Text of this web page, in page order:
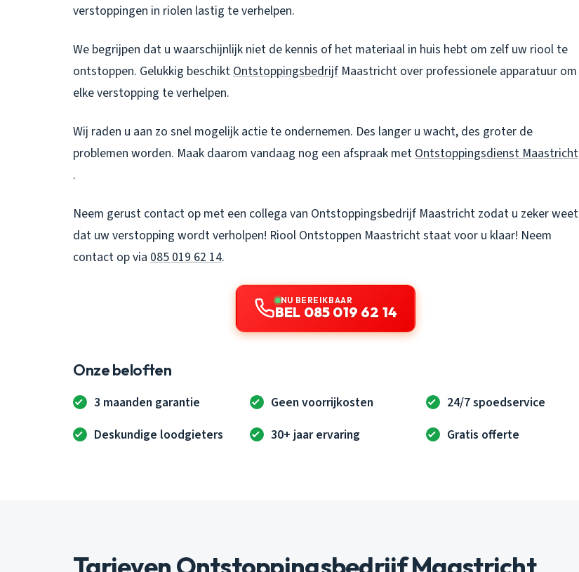
verstoppingen in riolen lastig te verhelpen.
We begrijpen dat u waarschijnlijk niet de kennis of het materiaal in huis hebt om zelf uw riool te
ontstoppen. Gelukkig beschikt Ontstoppingsbedrijf Maastricht over professionele apparatuur om
elke verstopping te verhelpen.
Wij raden u aan zo snel mogelijk actie te ondernemen. Des langer u wacht, des groter de
problemen worden. Maak daarom vandaag nog een afspraak met Ontstoppingsdienst Maastricht
.
Neem gerust contact op met een collega van Ontstoppingsbedrijf Maastricht zodat u zeker weet
dat uw verstopping wordt verholpen! Riool Ontstoppen Maastrichtstaat voor u klaar! Neem
contact op via 085 019 62 14.
NU BEREIKBAAR
BEL 085 019 62 14
Onze beloften
3 maanden garantie Geen voorrijkosten
24/7 spoedservice
Deskundige loodgieters
30+ jaar ervaring Gratis offerte